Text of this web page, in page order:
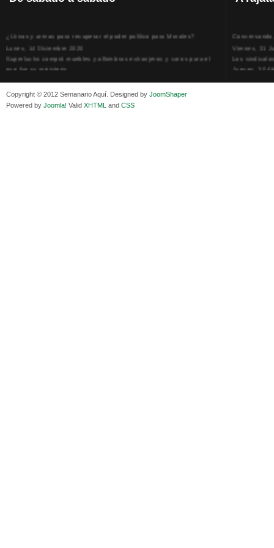
¿Urnas y armas para recuperar el poder político para Morales?
Superlucho compró muebles y alfombras extranjeros y caros para el
que fue su ministerio
Viernes, 11 Diciembre 2020
Medios de difusión, amigos y enemigos de Evo Morales
Jueves, 30
Copyright © 2012 Semanario Aquí. Designed by JoomShaper
Powered by Joomla! Valid XHTML and CSS